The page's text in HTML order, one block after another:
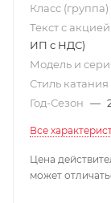
Класс
Текст с акцией
ИП с НДС)
Модель и
Стиль катания
Год-Сезон —
Все
Цена
может